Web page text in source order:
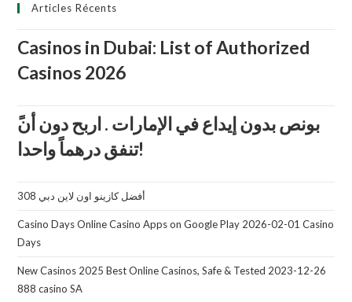
Articles Récents
Casinos in Dubai: List of Authorized
Casinos 2026
تنفق درهماً واحدا!
أفضل كازينو اون لاين دبي 308
Casino Days Online Casino Apps on Google Play 2026-02-01 Casino
Days
New Casinos 2025 Best Online Casinos, Safe & Tested 2023-12-26
888 casino SA